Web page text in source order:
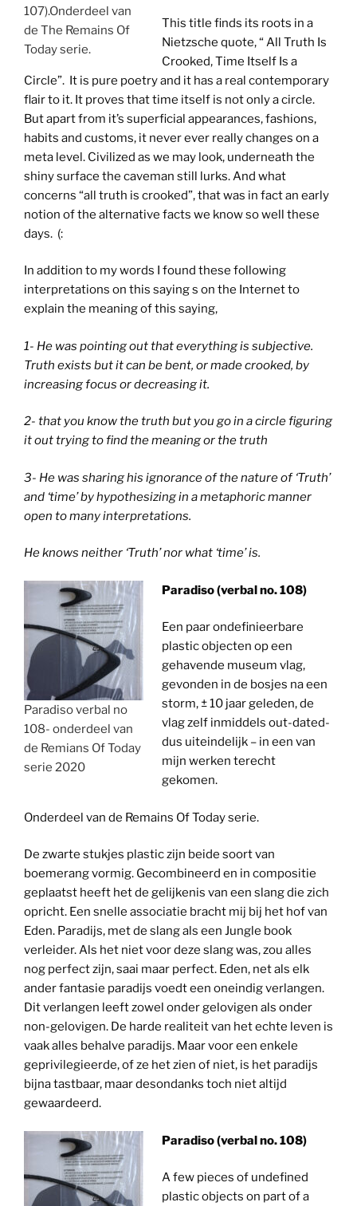
107).Onderdeel van
de The Remains Of
Today serie.
This title finds its roots in a
Nietzsche quote, “ All Truth Is
Crooked, Time Itself Is a
Circle”. It is pure poetry and it has a real contemporary
flair to it. It proves that time itself is not only a circle.
But apart from it’s superficial appearances, fashions,
habits and customs, it never ever really changes on a
meta level. Civilized as we may look, underneath the
shiny surface the caveman still lurks. And what
concerns “all truth is crooked”, that was in fact an early
notion of the alternative facts we know so well these
days. (:
In addition to my words I found these following
interpretations on this saying s on the Internet to
explain the meaning of this saying,
1- He was pointing out that everything is subjective.
Truth exists but it can be bent, or made crooked, by
increasing focus or decreasing it.
2- that you know the truth but you go in a circle figuring
it out trying to find the meaning or the truth
3- He was sharing his ignorance of the nature of ‘Truth’
and ‘time’ by hypothesizing in a metaphoric manner
open to many interpretations.
He knows neither ‘Truth’ nor what ‘time’ is.
Paradiso verbal no
108- onderdeel van
de Remians Of Today
serie 2020
Paradiso (verbal no. 108)
Een paar ondefinieerbare
plastic objecten op een
gehavende museum vlag,
gevonden in de bosjes na een
storm, ± 10 jaar geleden, de
vlag zelf inmiddels out-dated-
dus uiteindelijk – in een van
mijn werken terecht
gekomen.
Onderdeel van de Remains Of Today serie.
De zwarte stukjes plastic zijn beide soort van
boemerang vormig. Gecombineerd en in compositie
geplaatst heeft het de gelijkenis van een slang die zich
opricht. Een snelle associatie bracht mij bij het hof van
Eden. Paradijs, met de slang als een Jungle book
verleider. Als het niet voor deze slang was, zou alles
nog perfect zijn, saai maar perfect. Eden, net als elk
ander fantasie paradijs voedt een oneindig verlangen.
Dit verlangen leeft zowel onder gelovigen als onder
non-gelovigen. De harde realiteit van het echte leven is
vaak alles behalve paradijs. Maar voor een enkele
geprivilegieerde, of ze het zien of niet, is het paradijs
bijna tastbaar, maar desondanks toch niet altijd
gewaardeerd.
Paradiso (verbal no. 108)
A few pieces of undefined
plastic objects on part of a